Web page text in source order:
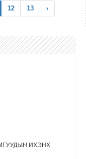
12 13 ›
ИХЭНХ